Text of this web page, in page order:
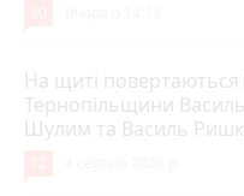
На щиті повертаються
Тернопільщини
Шулим та Василь